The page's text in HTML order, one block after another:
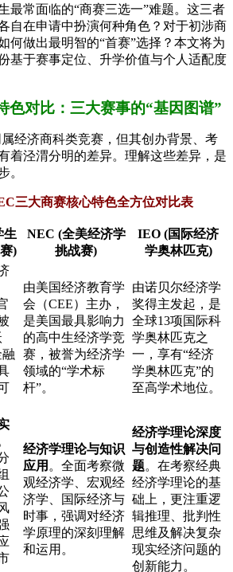
最常面临的“商赛三选一”难题。这三者
自在申请中扮演何种角色？对于初涉商
何做出最明智的“首赛”选择？本文将为
基于赛事定位、升学价值与个人适配度
色对比：三大赛事的“基因图谱”
经济商科类竞赛，但其创办背景、考
着泾渭分明的差异。理解这些差异，是
。
三大商赛核心特色全方位对比表
生
)
NEC (全美经济学
挑战赛)
IEO (国际经济
学奥林匹克)
由美国经济教育学
会（CEE）主办，
是美国最具影响力
的高中生经济学竞
赛，被誉为经济学
领域的“学术标
杆”。
由诺贝尔经济学
奖得主发起，是
全球13项国际科
学奥林匹克之
一，享有“经济
学奥林匹克”的
至高学术地位。
经济学理论与知识
应用 。全面考察微
观经济学、宏观经
济学、国际经济与
时事，强调对经济
学原理的深刻理解
和运用。
经济学理论深度
与创造性解决问
题。在考察经典
经济学理论的基
础上，更注重逻
辑推理、批判性
思维及解决复杂
现实经济问题的
创新能力。